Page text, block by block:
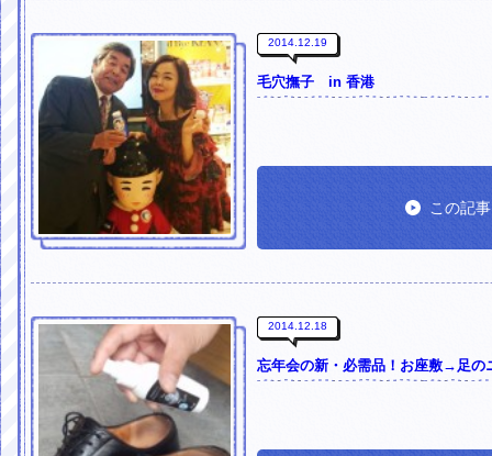
2014.12.19
毛穴撫子 in 香港
この記
2014.12.18
忘年会の新・必需品！お座敷→足の